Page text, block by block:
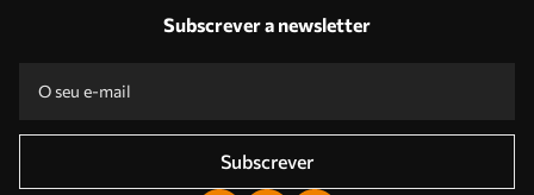
Subscrever a newsletter
Subscrever